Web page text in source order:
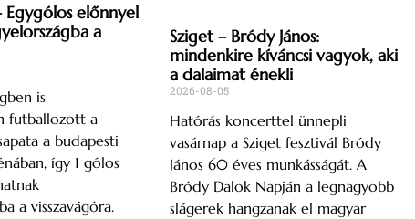
Egygólos előnnyel
a
is
futballozott a
a budapesti
így 1 gólos
a visszavágóra.
Sziget – Bródy János:
mindenkire kíváncsi vagyok, aki
a dalaimat énekli
2026-08-05
Hatórás koncerttel ünnepli
vasárnap a Sziget fesztivál Bródy
János 60 éves munkásságát. A
Bródy Dalok Napján a legnagyobb
slágerek hangzanak el magyar